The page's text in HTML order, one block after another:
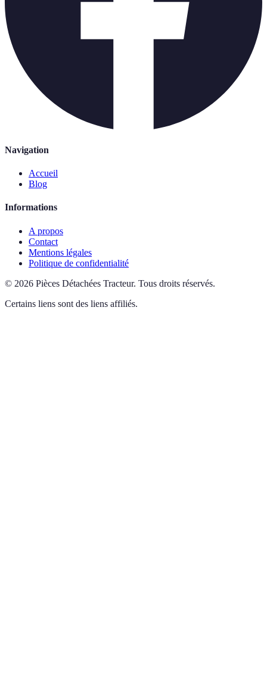
Navigation
Accueil
Blog
Informations
A propos
Contact
Mentions légales
Politique de confidentialité
© 2026 Pièces Détachées Tracteur. Tous droits réservés.
Certains liens sont des liens affiliés.